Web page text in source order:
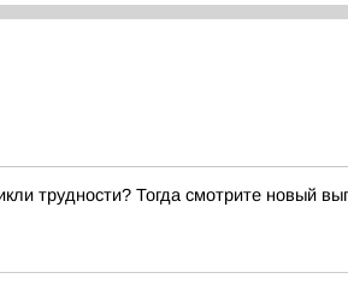
трудности? Тогда смотрите новый